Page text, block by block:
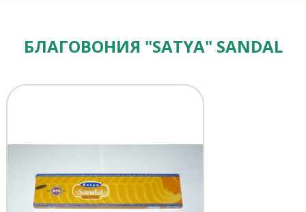
БЛАГОВОНИЯ "SATYA" SANDAL